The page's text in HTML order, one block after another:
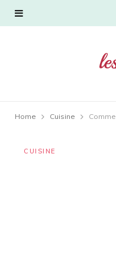
Home Cuisine
CUISINE